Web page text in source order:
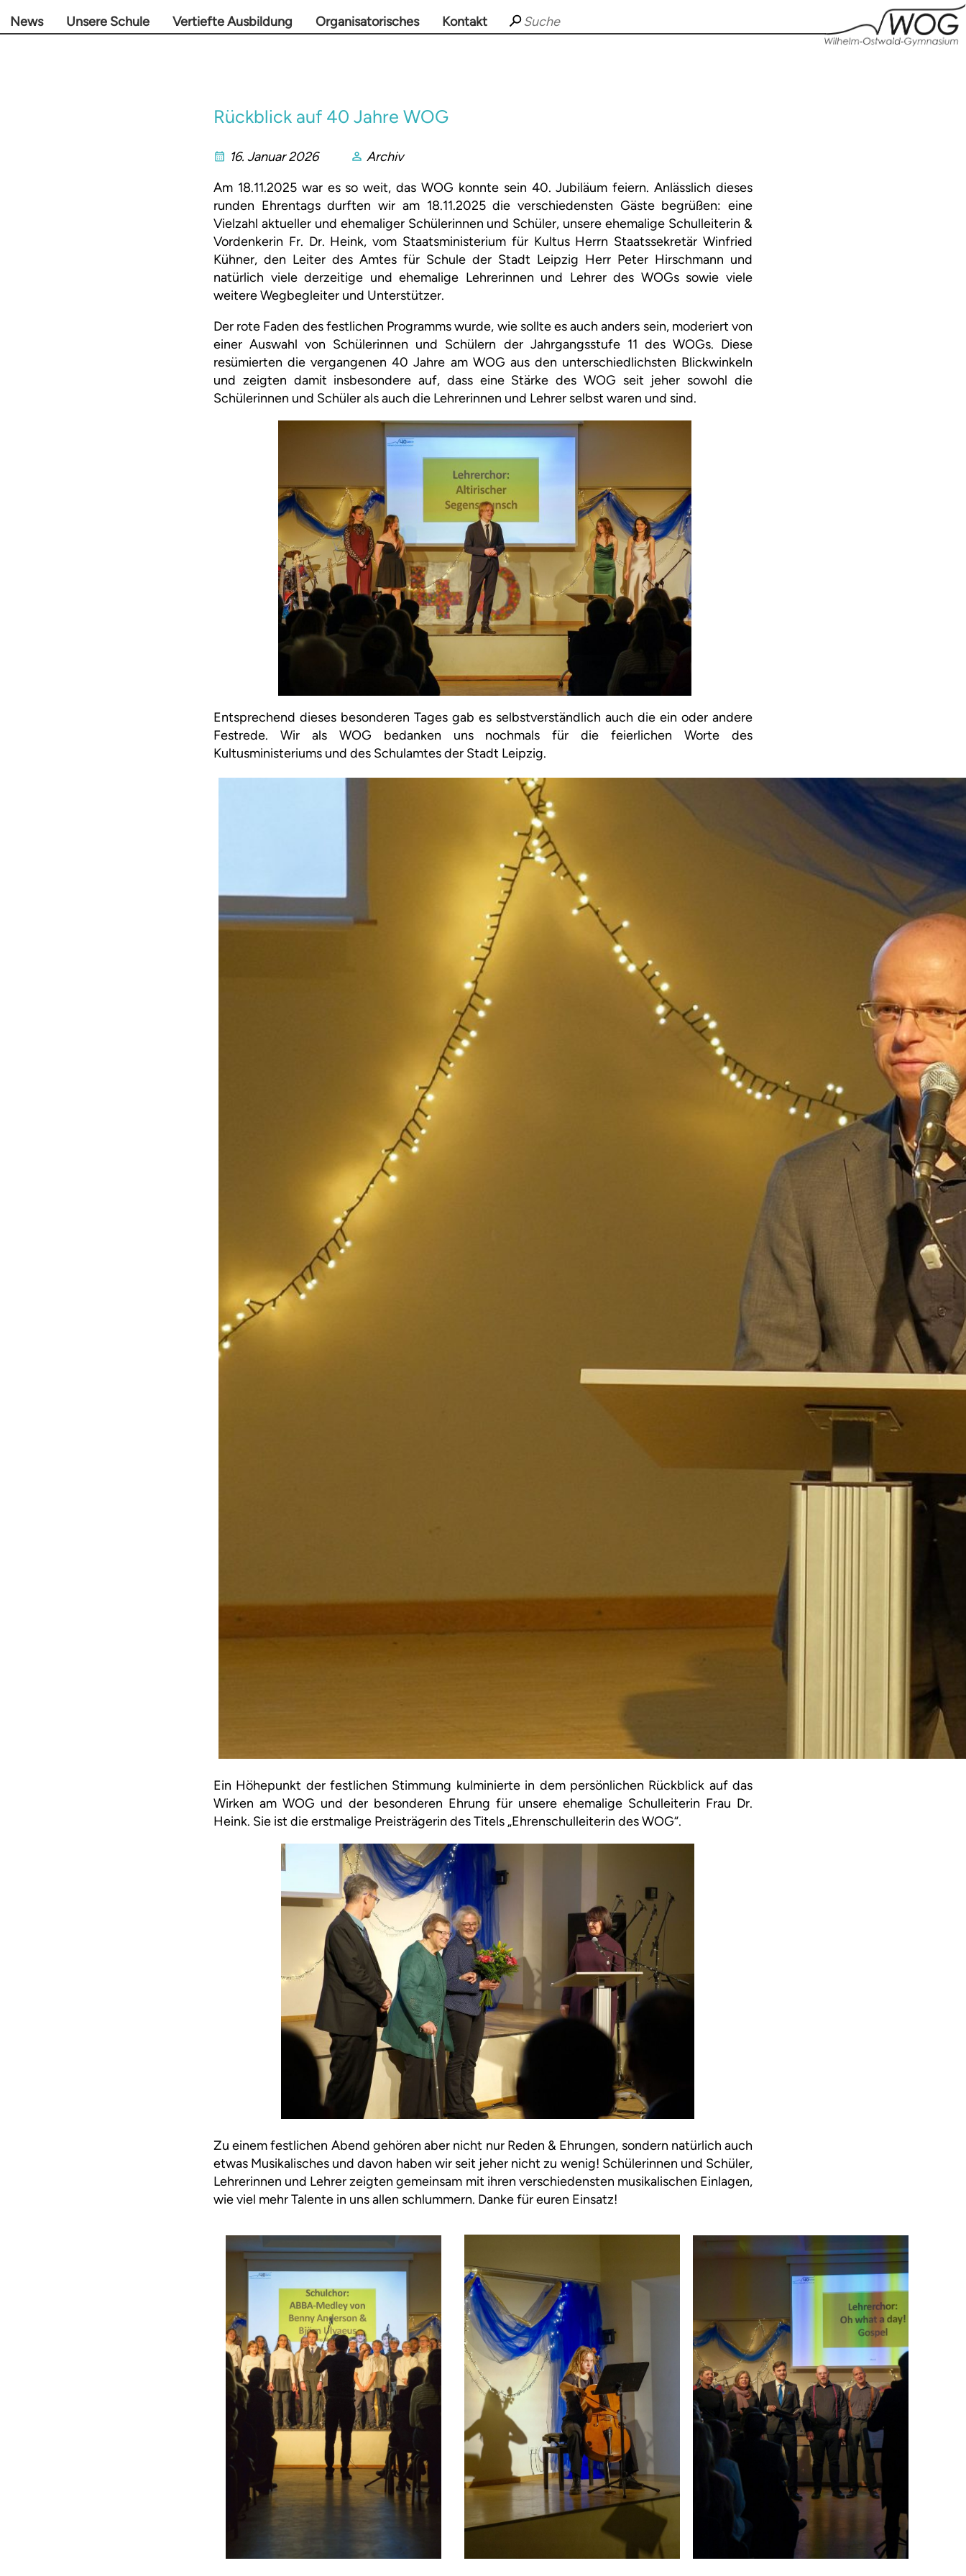
News Unsere Schule Vertiefte Ausbildung Organisatorisches Kontakt
Rückblick auf 40 Jahre WOG
16. Januar 2026
Archiv
Am 18.11.2025 war es so weit, das WOG konnte sein 40. Jubiläum feiern. Anlässlich dieses
runden Ehrentags durften wir am 18.11.2025 die verschiedensten Gäste begrüßen: eine
Vielzahl aktueller und ehemaliger Schülerinnen und Schüler, unsere ehemalige Schulleiterin &
Vordenkerin Fr. Dr. Heink, vom Staatsministerium für Kultus Herrn Staatssekretär Winfried
Kühner, den Leiter des Amtes für Schule der Stadt Leipzig Herr Peter Hirschmann und
natürlich viele derzeitige und ehemalige Lehrerinnen und Lehrer des WOGs sowie viele
weitere Wegbegleiter und Unterstützer.
Der rote Faden des festlichen Programms wurde, wie sollte es auch anders sein, moderiert von
einer Auswahl von Schülerinnen und Schülern der Jahrgangsstufe 11 des WOGs. Diese
resümierten die vergangenen 40 Jahre am WOG aus den unterschiedlichsten Blickwinkeln
und zeigten damit insbesondere auf, dass eine Stärke des WOG seit jeher sowohl die
Schülerinnen und Schüler als auch die Lehrerinnen und Lehrer selbst waren und sind.
Entsprechend dieses besonderen Tages gab es selbstverständlich auch die ein oder andere
Festrede. Wir als WOG bedanken uns nochmals für die feierlichen Worte des
Kultusministeriums und des Schulamtes der Stadt Leipzig.
Ein Höhepunkt der festlichen Stimmung kulminierte in dem persönlichen Rückblick auf das
Wirken am WOG und der besonderen Ehrung für unsere ehemalige Schulleiterin Frau Dr.
Heink. Sie ist die erstmalige Preisträgerin des Titels „Ehrenschulleiterin des WOG“.
Zu einem festlichen Abend gehören aber nicht nur Reden & Ehrungen, sondern natürlich auch
etwas Musikalisches und davon haben wir seit jeher nicht zu wenig! Schülerinnen und Schüler,
Lehrerinnen und Lehrer zeigten gemeinsam mit ihren verschiedensten musikalischen Einlagen,
wie viel mehr Talente in uns allen schlummern. Danke für euren Einsatz!